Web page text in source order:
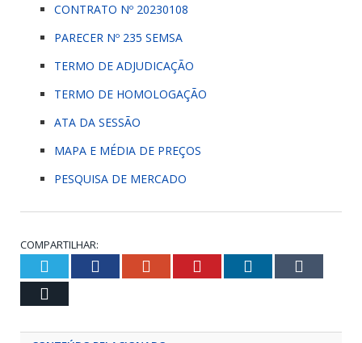
CONTRATO Nº 20230108
PARECER Nº 235 SEMSA
TERMO DE ADJUDICAÇÃO
TERMO DE HOMOLOGAÇÃO
ATA DA SESSÃO
MAPA E MÉDIA DE PREÇOS
PESQUISA DE MERCADO
COMPARTILHAR:
Twitter Facebook Google+ Pinterest LinkedIn